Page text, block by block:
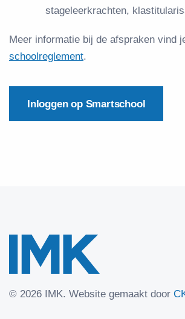
stageleerkrachten,
Meer informatie bij de afspraken vind
schoolreglement.
Inloggen op Smartschool
© 2026 IMK. Website gemaakt door